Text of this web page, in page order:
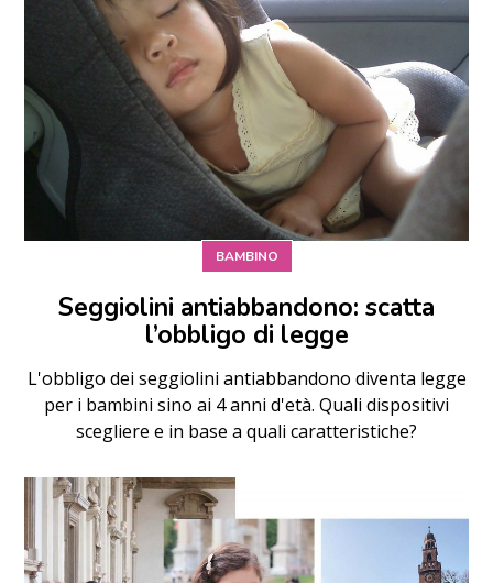
BAMBINO
Seggiolini antiabbandono: scatta
l’obbligo di legge
L'obbligo dei seggiolini antiabbandono diventa legge
per i bambini sino ai 4 anni d'età. Quali dispositivi
scegliere e in base a quali caratteristiche?